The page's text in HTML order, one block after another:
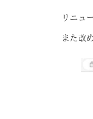
リニュ
また改